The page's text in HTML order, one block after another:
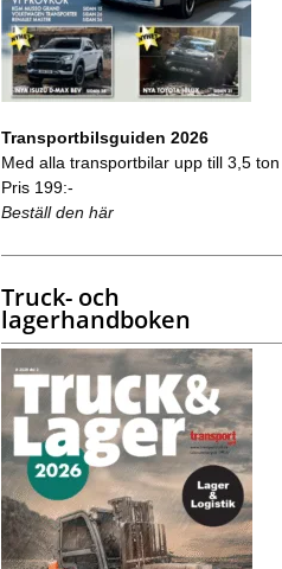
Transportbilsguiden 2026
Med alla transportbilar upp till 3,5 ton
Pris 199:-
Beställ den här
Truck- och
lagerhandboken